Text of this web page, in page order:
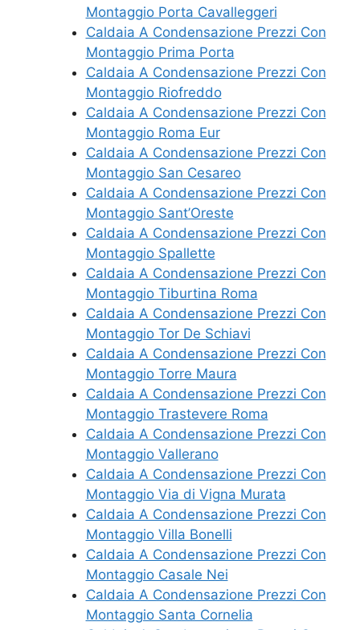
Montaggio Porta Cavalleggeri
Caldaia A Condensazione Prezzi Con
Montaggio Prima Porta
Caldaia A Condensazione Prezzi Con
Montaggio Riofreddo
Caldaia A Condensazione Prezzi Con
Montaggio Roma Eur
Caldaia A Condensazione Prezzi Con
Montaggio San Cesareo
Caldaia A Condensazione Prezzi Con
Montaggio Sant’Oreste
Caldaia A Condensazione Prezzi Con
Montaggio Spallette
Caldaia A Condensazione Prezzi Con
Montaggio Tiburtina Roma
Caldaia A Condensazione Prezzi Con
Montaggio Tor De Schiavi
Caldaia A Condensazione Prezzi Con
Montaggio Torre Maura
Caldaia A Condensazione Prezzi Con
Montaggio Trastevere Roma
Caldaia A Condensazione Prezzi Con
Montaggio Vallerano
Caldaia A Condensazione Prezzi Con
Montaggio Via di Vigna Murata
Caldaia A Condensazione Prezzi Con
Montaggio Villa Bonelli
Caldaia A Condensazione Prezzi Con
Montaggio Casale Nei
Caldaia A Condensazione Prezzi Con
Montaggio Santa Cornelia